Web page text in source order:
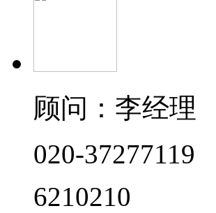
顾问：李经理
020-37277119
6210210